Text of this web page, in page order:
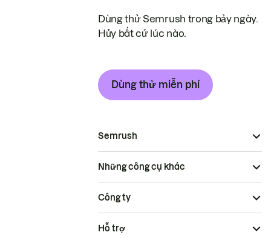
Dùng thử Semrush trong bảy ngày.
Hủy bất cứ lúc nào.
Dùng thử miễn phí
Semrush
Những công cụ khác
Công ty
Hỗ trợ